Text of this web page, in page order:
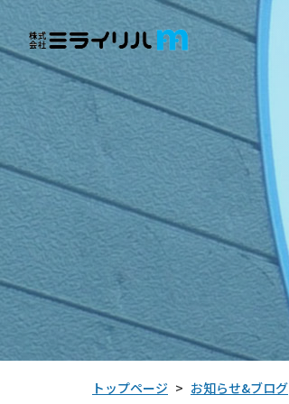
トップページ > お知らせ&ブログ